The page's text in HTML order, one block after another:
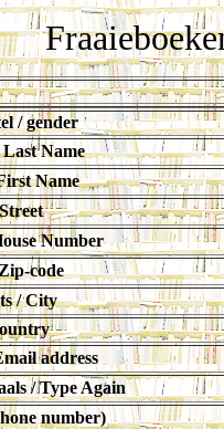
/ gender
Name
Name
Number
code
/ City
address
/ Type Again
number)